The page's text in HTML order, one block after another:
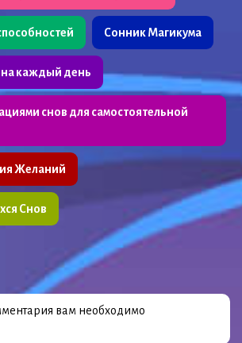
Сонник Магикума
на каждый день
снов для самостоятельной
Желаний
Снов
вам необходимо